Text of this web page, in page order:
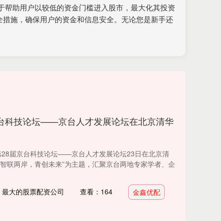
助用户以较低的资金门槛进入股市，最大化其投资
施，确保用户的资金和信息安全。无论您是新手还
科技论坛——京台人才发展论坛在北京清华
届京台科技论坛——京台人才发展论坛23日在北京清
联两岸，青创未来”为主题，汇聚京台两地专家学者、企
大的股票配资公司 查看：164 金鑫优配